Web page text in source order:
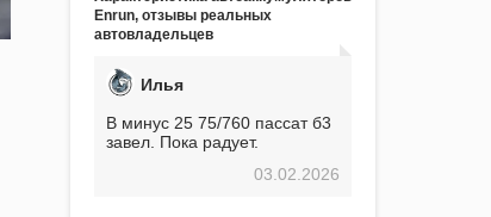
проблем. И тем не менее, за
весь период использования
связанной с аккумулятором.
Прекрасный аккумулятор!
Недавно установил новый
АКОМ + EFB 75. Судя по
характеристикам, он даже
превосходит предыдущую
Enrun, отзывы реальных
автовладельцев
Илья
В минус 25 75/760 пассат б3
завел. Пока радует.
03.02.2026